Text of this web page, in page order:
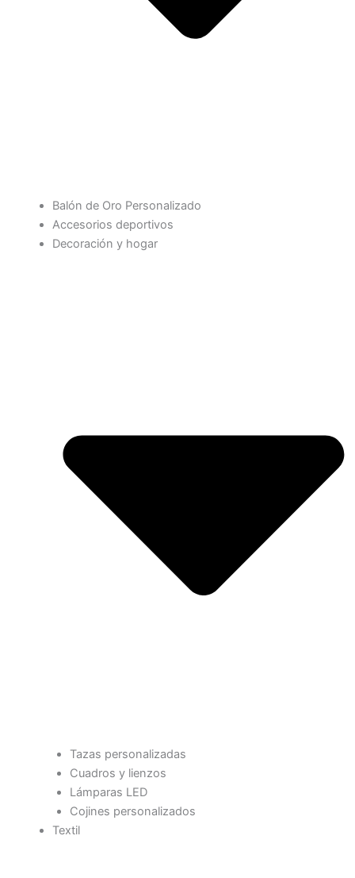
Balón de Oro Personalizado
Accesorios deportivos
Decoración y hogar
Tazas personalizadas
Cuadros y lienzos
Lámparas LED
Cojines personalizados
Textil